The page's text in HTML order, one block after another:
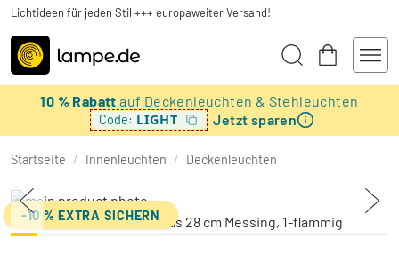
Lichtideen für jeden Stil +++ europaweiter Versand!
10 % Rabattauf Deckenleuchten & Stehleuchten
Code: LIGHT Jetzt sparen
Startseite / Innenleuchten / Deckenleuchten
-10 % EXTRA SICHERN